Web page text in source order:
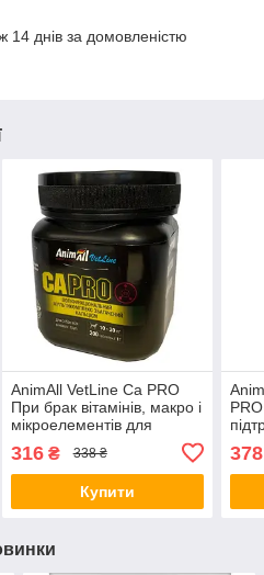
днів за домовленістю
AnimAll VetLine Ca PRO
При брак вітамінів, макро і
мікроелементів для
середніх порід собак 200
таб х 1 г
316₴ 338 ₴
Купити
таб
378